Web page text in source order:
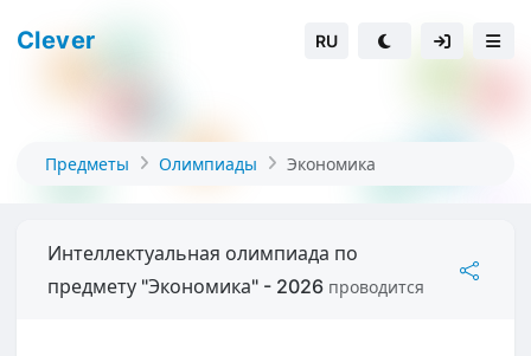
Clever RU
Предметы Олимпиады Экономика
Интеллектуальная олимпиада по
предмету "Экономика" - 2026 проводится